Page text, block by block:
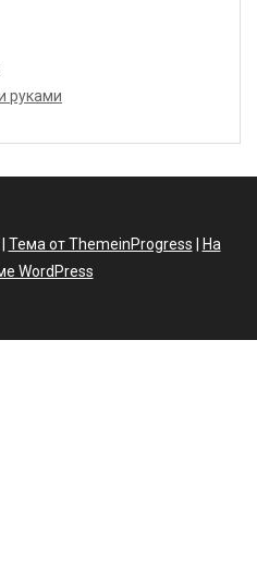
руками
Тема от ThemeinProgress
На
WordPress